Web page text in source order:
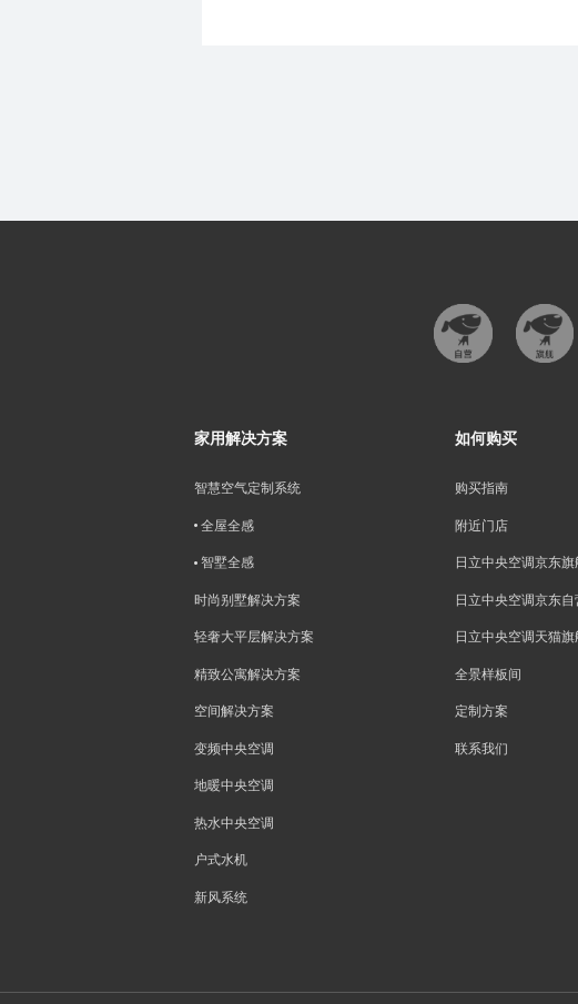
家用解决方案
智慧空气定制系统
全屋全感
智墅全感
时尚别墅解决方案
轻奢大平层解决方案
精致公寓解决方案
空间解决方案
变频中央空调
地暖中央空调
热水中央空调
户式水机
新风系统
如何购买
购买指南
附近门店
日立中央空调京东旗
日立中央空调京东自
日立中央空调天猫旗
全景样板间
定制方案
联系我们